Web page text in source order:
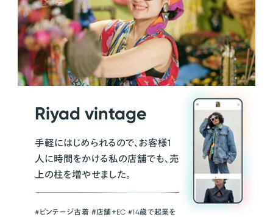
Riyad vintage
手軽にはじめられるので、お客様1
人に時間をかける私の店舗でも、売
上の柱を増やせました。
#ビンテージ古着 ＃店舗＋EC #14歳で起業を